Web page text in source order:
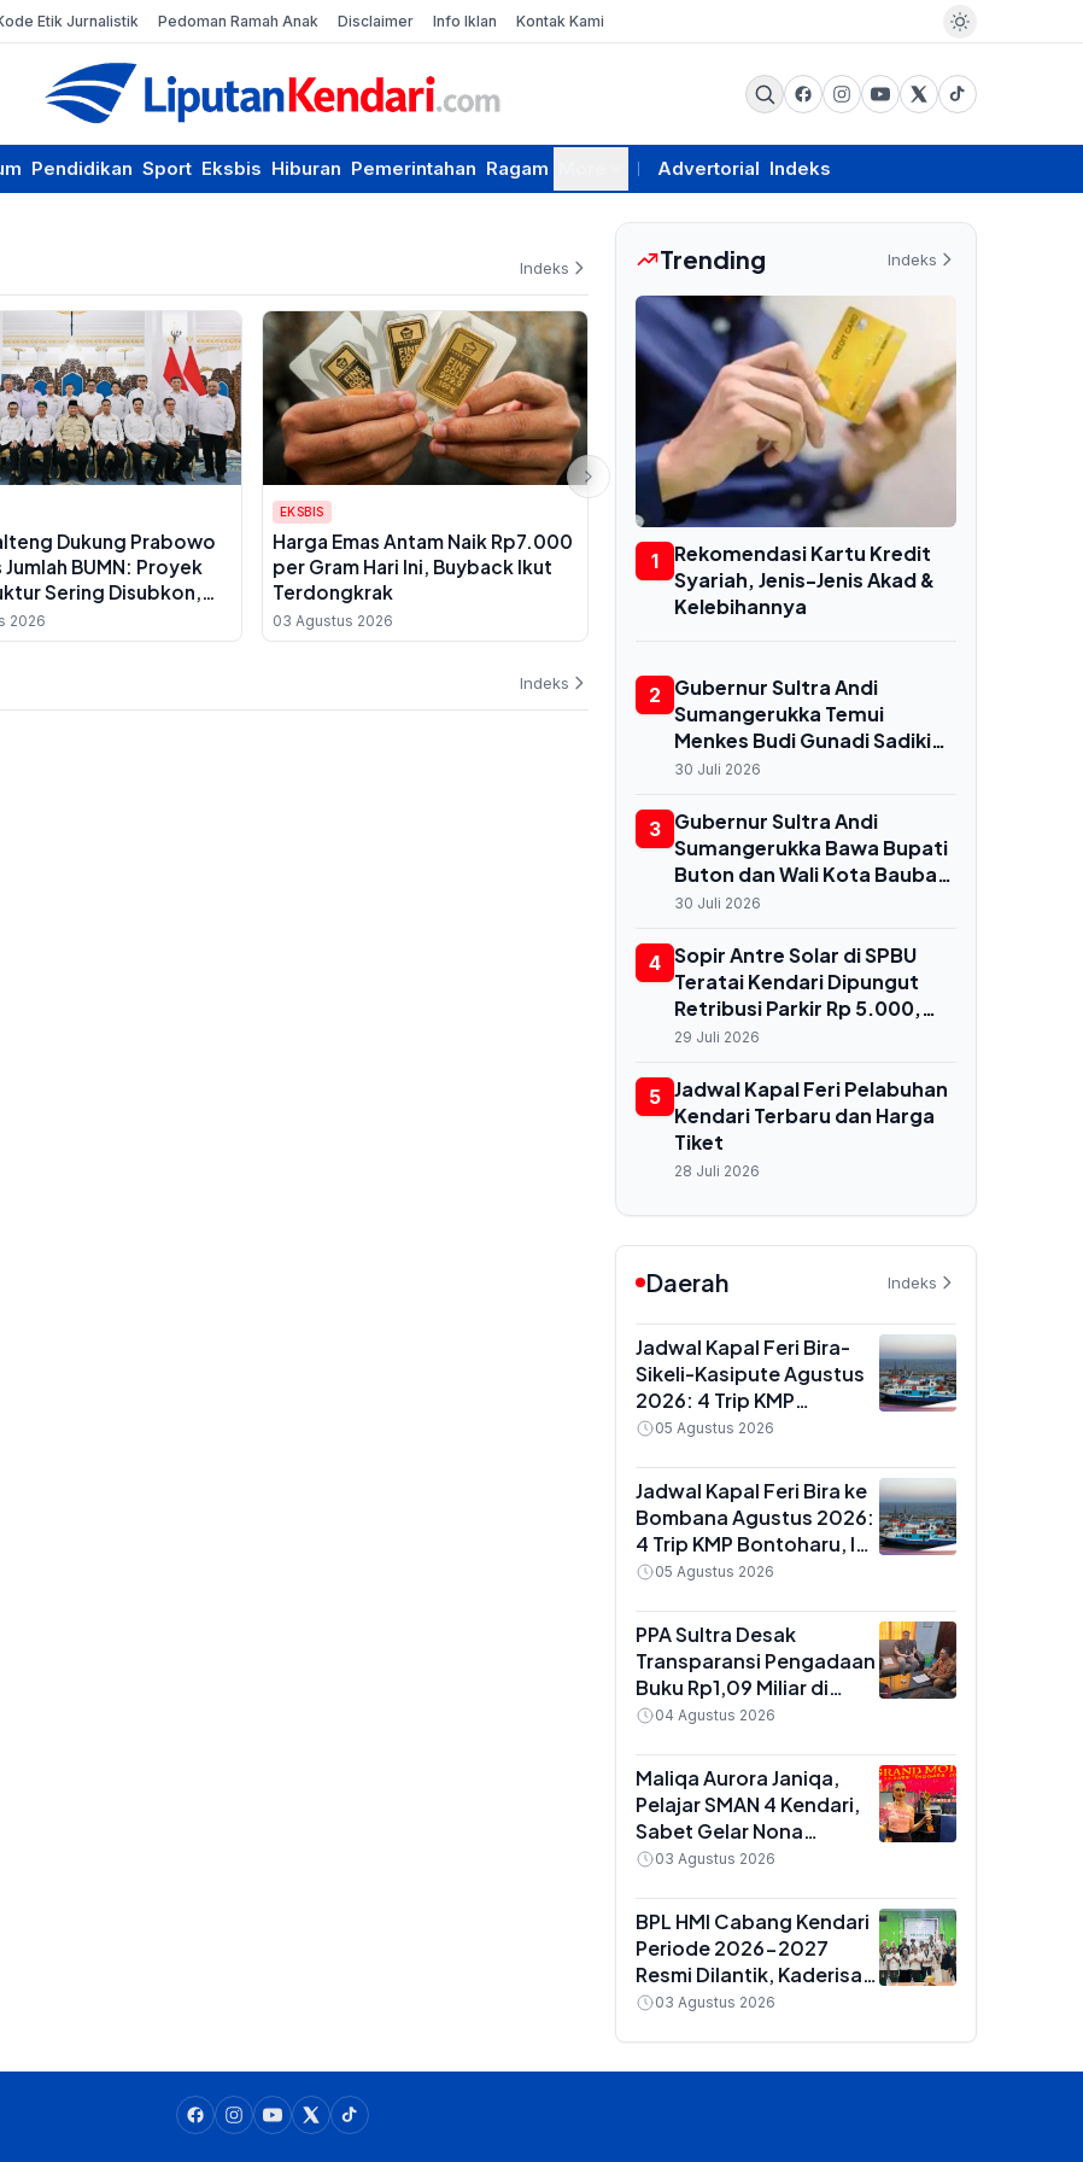
Etik Jurnalistik Pedoman Ramah Anak Disclaimer Info Iklan Kontak Kami
Pendidikan Sport Eksbis Hiburan Pemerintahan Ragam Advertorial Indeks
Indeks
Dukung Prabowo
Jumlah BUMN: Proyek
Sering Disubkon,
Jadi Korban
2026
EKSBIS
Harga Emas Antam Naik Rp7.000
per Gram Hari Ini, Buyback Ikut
Terdongkrak
03 Agustus 2026
EKSBIS
Harga Emas Antam Tumbang Rp
20.000 di Awal Agustus, Pekan
Penuh Fluktuasi
Indeks
Trending Indeks
1
Rekomendasi Kartu Kredit
Syariah, Jenis-Jenis Akad &
Kelebihannya
2
Gubernur Sultra Andi
Sumangerukka Temui
Menkes Budi Gunadi Sadikin
di Jakarta, Bahas
untuk Buton dan Baubau
30 Juli 2026
3 Gubernur Sultra Andi
Sumangerukka Bawa Bupati
Buton dan Wali Kota Baubau
Audiensi ke Menkes, Bahas
Kekurangan Dokter
30 Juli 2026
4 Sopir Antre Solar di SPBU
Teratai Kendari Dipungut
Retribusi Parkir Rp 5.000,
Dishub Terbitkan
29 Juli 2026
5 Jadwal Kapal Feri Pelabuhan
Kendari Terbaru dan Harga
Tiket
28 Juli 2026
Daerah Indeks
Jadwal Kapal Feri Bira-
Sikeli-Kasipute Agustus
2026: 4 Trip KMP
Bontoharu dan Rincian
hingga Kendaraan
Golongan IX
05 Agustus 2026
Jadwal Kapal Feri Bira ke
Bombana Agustus 2026:
4 Trip KMP Bontoharu, Ini
Rincian Harga Tiket
Golongan IX
05 Agustus 2026
PPA Sultra Desak
Transparansi Pengadaan
Buku Rp1,09 Miliar di
Konawe, Plt Kadis Dikbud
Paket Anggaran
04 Agustus 2026
Maliqa Aurora Janiqa,
Pelajar SMAN 4 Kendari,
Sabet Gelar Nona
Indonesia Sultra 2026
Yogyakarta
03 Agustus 2026
BPL HMI Cabang Kendari
Periode 2026-2027
Resmi Dilantik, Kaderisasi
Jadi Prioritas Utama
03 Agustus 2026